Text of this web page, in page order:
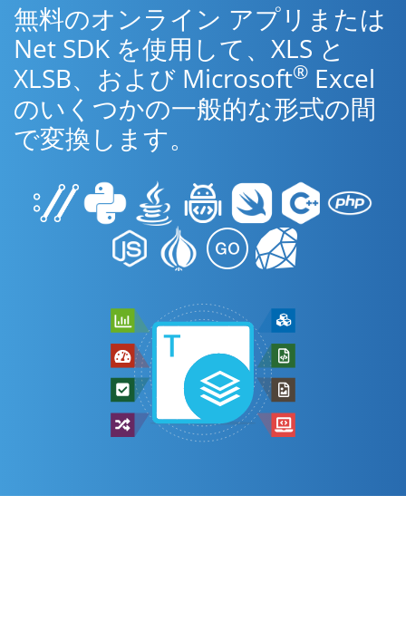
無料のオンライン アプリまたは
Net SDK を使用して、XLS と
XLSB、および Microsoft® Excel
のいくつかの一般的な形式の間
で変換します。